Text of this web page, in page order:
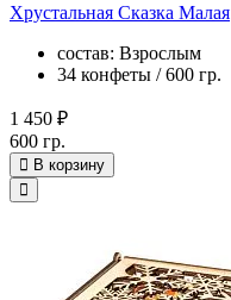
Хрустальная Сказка Малая
состав: Взрослым
34 конфеты / 600 гр.
1 450 ₽
600 гр.
В корзину